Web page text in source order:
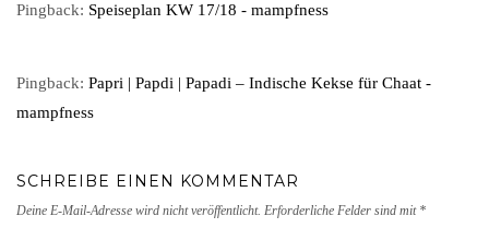
Pingback: Speiseplan KW 17/18 - mampfness
Pingback: Papri | Papdi | Papadi – Indische Kekse für Chaat -
mampfness
SCHREIBE EINEN KOMMENTAR
Deine E-Mail-Adresse wird nicht veröffentlicht. Erforderliche Felder sind mit *